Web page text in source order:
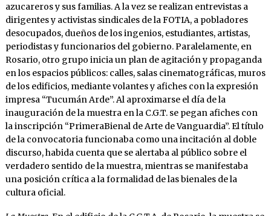
azucareros y sus familias. A la vez se realizan entrevistas a
dirigentes y activistas sindicales de la FOTIA, a pobladores
desocupados, dueños de los ingenios, estudiantes, artistas,
periodistas y funcionarios del gobierno. Paralelamente, en
Rosario, otro grupo inicia un plan de agitación y propaganda
en los espacios públicos: calles, salas cinematográficas, muros
de los edificios, mediante volantes y afiches con la expresión
impresa “Tucumán Arde”. Al aproximarse el día de la
inauguración de la muestra en la C.G.T. se pegan afiches con
la inscripción “PrimeraBienal de Arte de Vanguardia”. El título
de la convocatoria funcionaba como una incitación al doble
discurso, habida cuenta que se alertaba al público sobre el
verdadero sentido de la muestra, mientras se manifestaba
una posición crítica a la formalidad de las bienales de la
cultura oficial.